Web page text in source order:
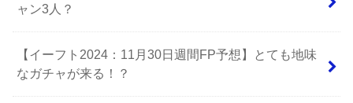
ャン3人？
【イーフト2024：11月30日週間FP予想】とても地味
なガチャが来る！？